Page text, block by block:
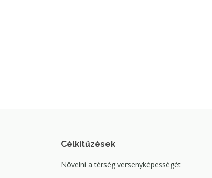
Célkitűzések
Növelni a térség versenyképességét